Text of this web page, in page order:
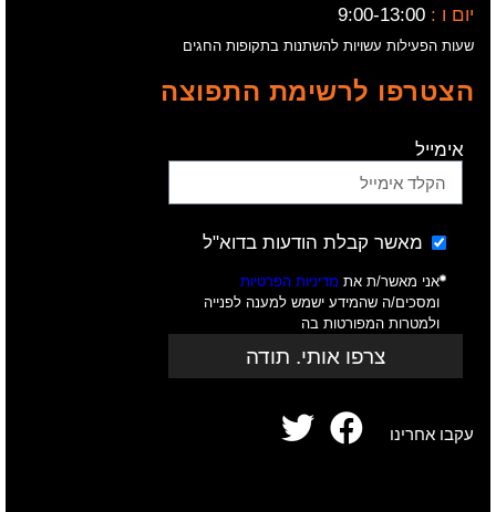
יום ו : 9:00-13:00
שעות הפעילות עשויות להשתנות בתקופות החגים
הצטרפו לרשימת התפוצה
אימייל
מאשר קבלת הודעות בדוא"ל
אני מאשר/ת את מדיניות הפרטיות
ומסכים/ה שהמידע ישמש למענה לפנייה
ולמטרות המפורטות בה
צרפו אותי. תודה
עקבו אחרינו